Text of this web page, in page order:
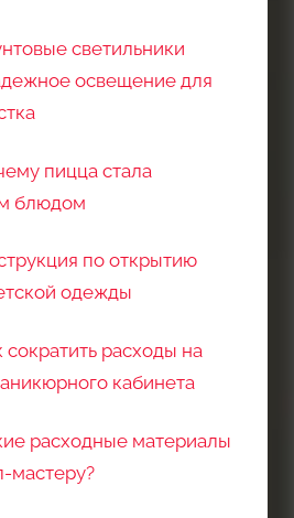
светильники
освещение для
пицца стала
блюдом
по открытию
одежды
сократить расходы на
кабинета
расходные материалы
мастеру?